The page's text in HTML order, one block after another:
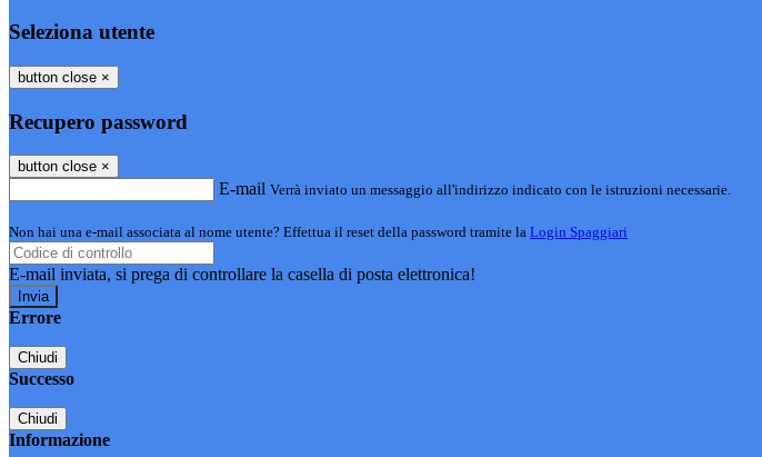
Seleziona utente
button close ×
Recupero password
button close ×
E-mail Verrà inviato un messaggio all'indirizzo indicato con le istruzioni necessarie.
Non hai una e-mail associata al nome utente? Effettua il reset della password tramite la Login Spaggiari
E-mail inviata, si prega di controllare la casella di posta elettronica!
Errore
Chiudi
Successo
Chiudi
Informazione